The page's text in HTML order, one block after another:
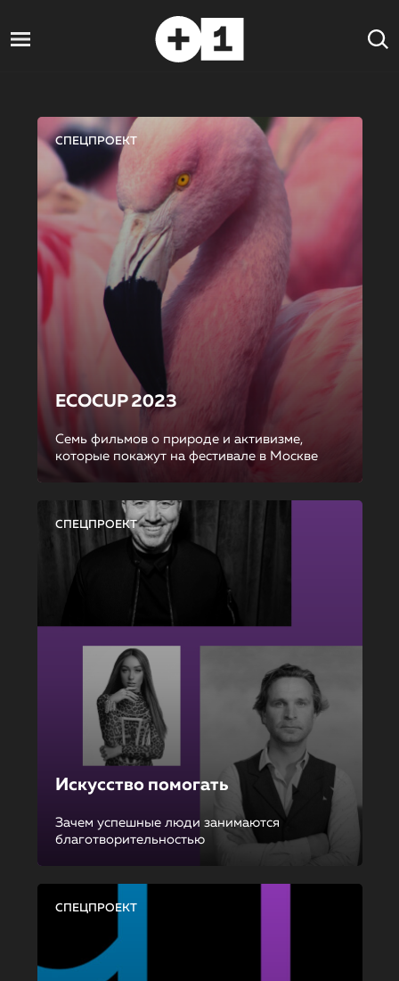
СПЕЦПРОЕКТ
ECOCUP 2023
Семь фильмов о природе и активизме,
которые покажут на фестивале в Москве
СПЕЦПРОЕКТ
Искусство помогать
Зачем успешные люди занимаются
благотворительностью
СПЕЦПРОЕКТ